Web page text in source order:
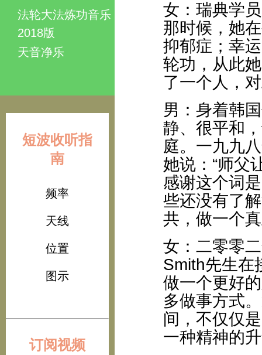
法轮大法炼功音乐
2018版
天音净乐
短波收听指
南
频率
天线
位置
图示
订阅视频
女：瑞典学
那时候，她
抑郁症；幸
轮功，从此
了一个人，
男：身着韩
静、很平和
庭。一九九
她说：“师父
感谢这个词
些还没有了
共，做一个
女：二零零
Smith先生在
做一个更好
多做事方式
间，不仅仅
一种精神的